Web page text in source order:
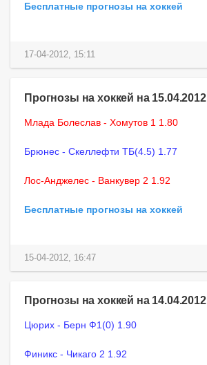
Бесплатные прогнозы на хоккей
17-04-2012, 15:11
Прогнозы на хоккей на 15.04.2012
Млада Болеслав - Хомутов 1 1.80
Брюнес - Скеллефти ТБ(4.5) 1.77
Лос-Анджелес - Ванкувер 2 1.92
Бесплатные прогнозы на хоккей
15-04-2012, 16:47
Прогнозы на хоккей на 14.04.2012
Цюрих - Берн Ф1(0) 1.90
Финикс - Чикаго 2 1.92